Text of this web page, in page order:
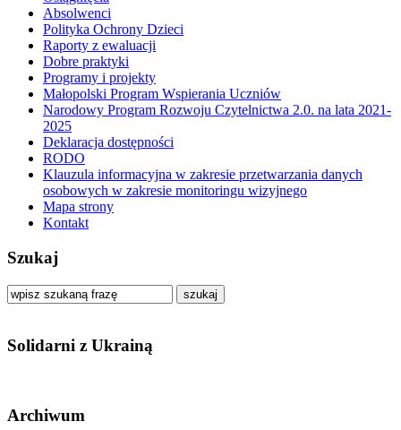
Absolwenci
Polityka Ochrony Dzieci
Raporty z ewaluacji
Dobre praktyki
Programy i projekty
Małopolski Program Wspierania Uczniów
Narodowy Program Rozwoju Czytelnictwa 2.0. na lata 2021-
2025
Deklaracja dostępności
RODO
Klauzula informacyjna w zakresie przetwarzania danych
osobowych w zakresie monitoringu wizyjnego
Mapa strony
Kontakt
Szukaj
szukaj
Solidarni z Ukrainą
Archiwum